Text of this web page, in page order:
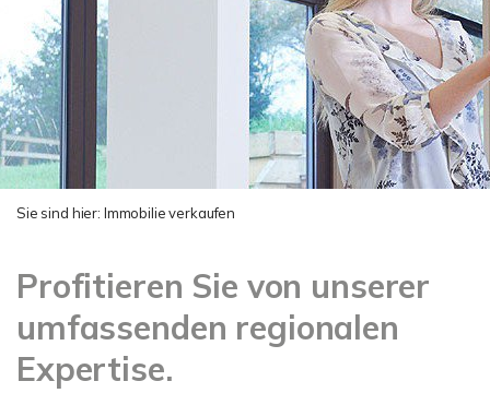
Sie sind hier: Immobilie verkaufen
Profitieren Sie von unserer
umfassenden regionalen
Expertise.